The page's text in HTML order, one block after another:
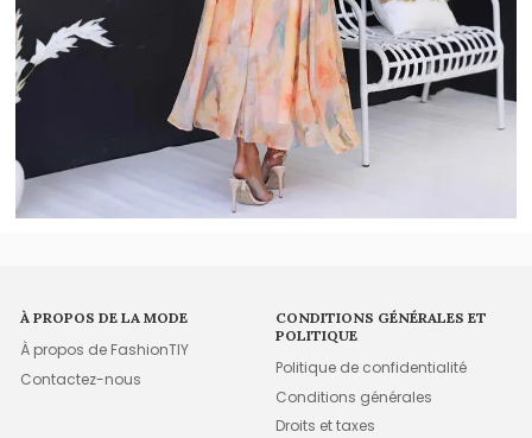
À PROPOS DE LA MODE
À propos de FashionTIY
Contactez-nous
CONDITIONS GÉNÉRALES ET
POLITIQUE
Politique de confidentialité
Conditions générales
Droits et taxes